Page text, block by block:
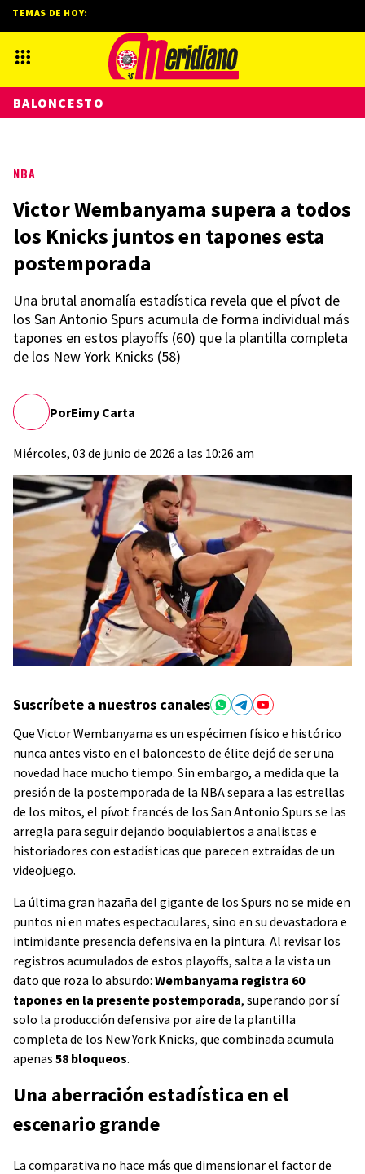
NBA
Victor Wembanyama supera a todos
los Knicks juntos en tapones esta
postemporada
Una brutal anomalía estadística revela que el pívot de
los San Antonio Spurs acumula de forma individual más
tapones en estos playoffs (60) que la plantilla completa
de los New York Knicks (58)
PorEimy Carta
Miércoles, 03 de junio de 2026 a las 10:26 am
Suscríbete a nuestros canales
Que Victor Wembanyama es un espécimen físico e histórico
nunca antes visto en el baloncesto de élite dejó de ser una
novedad hace mucho tiempo. Sin embargo, a medida que la
presión de la postemporada de la NBA separa a las estrellas
de los mitos, el pívot francés de los San Antonio Spurs se las
arregla para seguir dejando boquiabiertos a analistas e
historiadores con estadísticas que parecen extraídas de un
videojuego.
La última gran hazaña del gigante de los Spurs no se mide en
puntos ni en mates espectaculares, sino en su devastadora e
intimidante presencia defensiva en la pintura. Al revisar los
registros acumulados de estos playoffs, salta a la vista un
dato que roza lo absurdo: Wembanyama registra 60
tapones en la presente postemporada, superando por sí
solo la producción defensiva por aire de la plantilla
completa de los New York Knicks, que combinada acumula
apenas 58 bloqueos.
Una aberración estadística en el
escenario grande
La comparativa no hace más que dimensionar el factor de
TEMAS DE HOY:
BALONCESTO